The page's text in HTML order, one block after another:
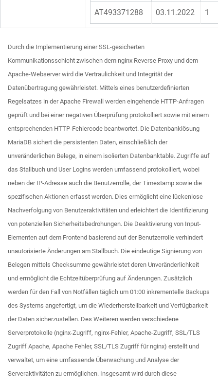
AT493371288 03.11.2022 1
Durch die Implementierung einer SSL-gesicherten
Kommunikationsschicht zwischen dem nginx Reverse Proxy und dem
Apache-Webserver wird die Vertraulichkeit und Integrität der
Datenübertragung gewährleistet. Mittels eines benutzerdefinierten
Regelsatzes in der Apache Firewall werden eingehende HTTP-Anfragen
geprüft und bei einer negativen Überprüfung protokolliert sowie mit einem
entsprechenden HTTP-Fehlercode beantwortet. Die Datenbanklösung
MariaDB sichert die persistenten Daten, einschließlich der
unveränderlichen Belege, in einem isolierten Datenbanktable. Zugriffe auf
das Stallbuch und User Logins werden umfassend protokolliert, wobei
neben der IP-Adresse auch die Benutzerrolle, der Timestamp sowie die
spezifischen Aktionen erfasst werden. Dies ermöglicht eine lückenlose
Nachverfolgung von Benutzeraktivitäten und erleichtert die Identifizierung
von potenziellen Sicherheitsbedrohungen. Die Deaktivierung von Input-
Elementen auf dem Frontend basierend auf der Benutzerrolle verhindert
unautorisierte Änderungen am Stallbuch. Die eindeutige Signierung von
Belegen mittels Checksumme gewährleistet deren Unveränderlichkeit
und ermöglicht die Echtzeitüberprüfung auf Änderungen. Zusätzlich
werden für den Fall von Notfällen täglich um 01:00 inkrementelle Backups
des Systems angefertigt, um die Wiederherstellbarkeit und Verfügbarkeit
der Daten sicherzustellen. Des Weiteren werden verschiedene
Serverprotokolle (nginx-Zugriff, nginx-Fehler, Apache-Zugriff, SSL/TLS
Zugriff Apache, Apache Fehler, SSL/TLS Zugriff für nginx) erstellt und
verwaltet, um eine umfassende Überwachung und Analyse der
Serveraktivitäten zu ermöglichen. Insgesamt wird durch diese